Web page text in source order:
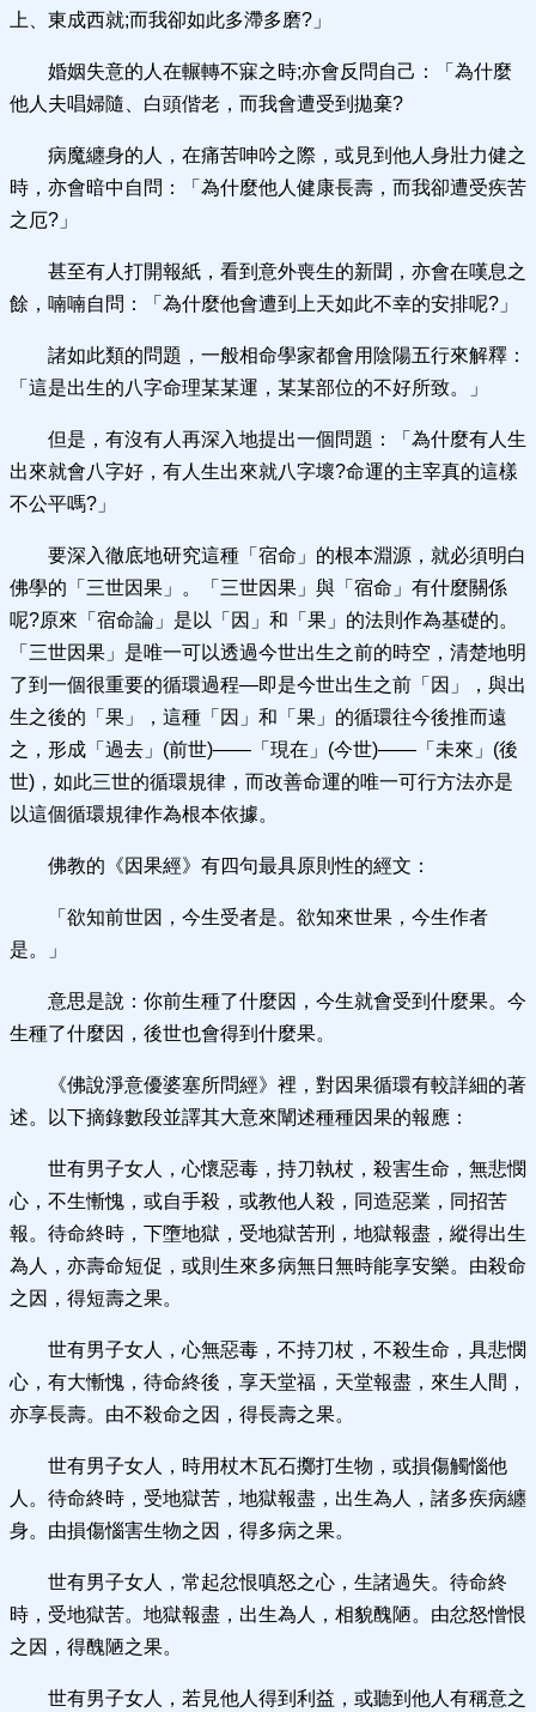
上、東成西就;而我卻如此多滯多磨?」
婚姻失意的人在輾轉不寐之時;亦會反問自己：「為什麼
他人夫唱婦隨、白頭偕老，而我會遭受到拋棄?
病魔纏身的人，在痛苦呻吟之際，或見到他人身壯力健之
時，亦會暗中自問：「為什麼他人健康長壽，而我卻遭受疾苦
之厄?」
甚至有人打開報紙，看到意外喪生的新聞，亦會在嘆息之
餘，喃喃自問：「為什麼他會遭到上天如此不幸的安排呢?」
諸如此類的問題，一般相命學家都會用陰陽五行來解釋：
「這是出生的八字命理某某運，某某部位的不好所致。」
但是，有沒有人再深入地提出一個問題：「為什麼有人生
出來就會八字好，有人生出來就八字壞?命運的主宰真的這樣
不公平嗎?」
要深入徹底地研究這種「宿命」的根本淵源，就必須明白
佛學的「三世因果」。「三世因果」與「宿命」有什麼關係
呢?原來「宿命論」是以「因」和「果」的法則作為基礎的。
「三世因果」是唯一可以透過今世出生之前的時空，清楚地明
了到一個很重要的循環過程—即是今世出生之前「因」，與出
生之後的「果」，這種「因」和「果」的循環往今後推而遠
之，形成「過去」(前世)——「現在」(今世)——「未來」(後
世)，如此三世的循環規律，而改善命運的唯一可行方法亦是
以這個循環規律作為根本依據。
佛教的《因果經》有四句最具原則性的經文：
「欲知前世因，今生受者是。欲知來世果，今生作者
是。」
意思是說：你前生種了什麼因，今生就會受到什麼果。今
生種了什麼因，後世也會得到什麼果。
《佛說淨意優婆塞所問經》裡，對因果循環有較詳細的著
述。以下摘錄數段並譯其大意來闡述種種因果的報應：
世有男子女人，心懷惡毒，持刀執杖，殺害生命，無悲憫
心，不生慚愧，或自手殺，或教他人殺，同造惡業，同招苦
報。待命終時，下墮地獄，受地獄苦刑，地獄報盡，縱得出生
為人，亦壽命短促，或則生來多病無日無時能享安樂。由殺命
之因，得短壽之果。
世有男子女人，心無惡毒，不持刀杖，不殺生命，具悲憫
心，有大慚愧，待命終後，享天堂福，天堂報盡，來生人間，
亦享長壽。由不殺命之因，得長壽之果。
世有男子女人，時用杖木瓦石擲打生物，或損傷觸惱他
人。待命終時，受地獄苦，地獄報盡，出生為人，諸多疾病纏
身。由損傷惱害生物之因，得多病之果。
世有男子女人，常起忿恨嗔怒之心，生諸過失。待命終
時，受地獄苦。地獄報盡，出生為人，相貌醜陋。由忿怒憎恨
之因，得醜陋之果。
世有男子女人，若見他人得到利益，或聽到他人有稱意之